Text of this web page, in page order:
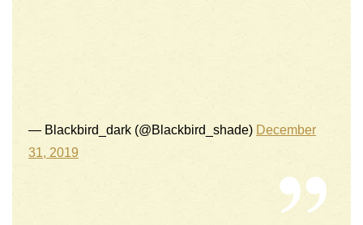
— Blackbird_dark (@Blackbird_shade) December
31, 2019